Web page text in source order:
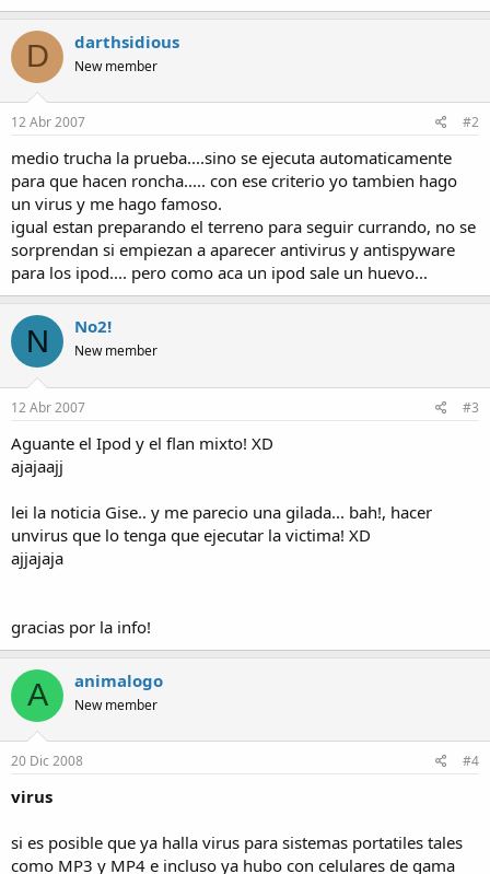
D darthsidious
New member
12 Abr 2007 #2
medio trucha la prueba....sino se ejecuta automaticamente
para que hacen roncha..... con ese criterio yo tambien hago
un virus y me hago famoso.
igual estan preparando el terreno para seguir currando, no se
sorprendan si empiezan a aparecer antivirus y antispyware
para los ipod.... pero como aca un ipod sale un huevo...
N No2!
New member
12 Abr 2007 #3
Aguante el Ipod y el flan mixto! XD
ajajaajj
lei la noticia Gise.. y me parecio una gilada... bah!, hacer
unvirus que lo tenga que ejecutar la victima! XD
ajjajaja
gracias por la info!
A animalogo
New member
20 Dic 2008 #4
virus
si es posible que ya halla virus para sistemas portatiles tales
como MP3 y MP4 e incluso ya hubo con celulares de gama